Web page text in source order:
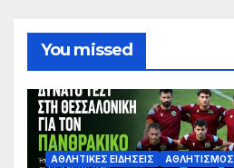
You missed
ΑΘΛΗΤΙΚΈΣ ΕΙΔΉΣΕΙΣ ΑΘΛΗΤΙΣΜΌΣ